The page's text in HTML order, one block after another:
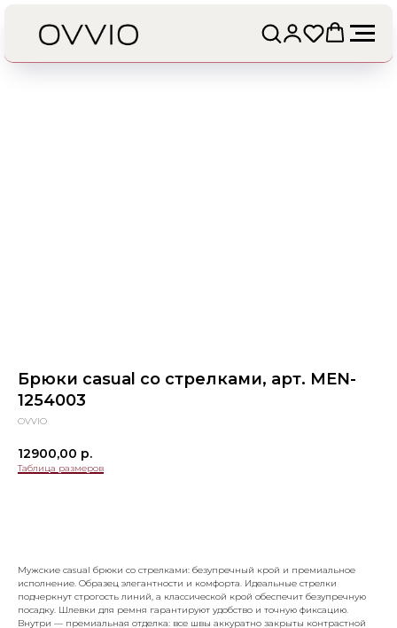
Брюки casual со стрелками, арт. MEN-
1254003
OVVIO
12900,00 р.
Таблица размеров
Мужские casual брюки со стрелками: безупречный крой и премиальное
исполнение. Образец элегантности и комфорта. Идеальные стрелки
подчеркнут строгость линий, а классической крой обеспечит безупречную
посадку. Шлевки для ремня гарантируют удобство и точную фиксацию.
Внутри — премиальная отделка: все швы аккуратно закрыты контрастной